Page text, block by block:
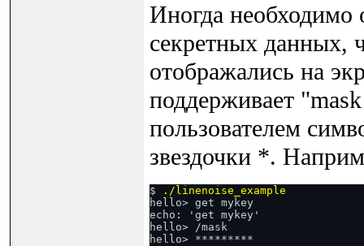
Иногда необходимо
секретных данных,
отображались на
поддерживает
пользователем
звездочки *.
$
./linenoise_example
hello> get mykey
echo: 'get mykey'
hello> /mask
hello> *********